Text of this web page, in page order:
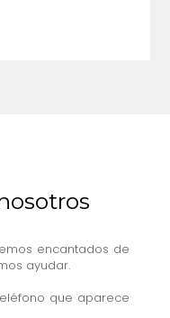
encantados de
ayudar.
que aparece